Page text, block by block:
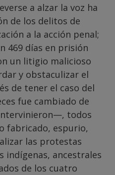
a alzar la voz ha
de los delitos de
a la acción penal;
469 días en prisión
un litigio malicioso
y obstaculizar el
de tener el caso del
fue cambiado de
todos
fabricado, espurio,
las protestas
indígenas, ancestrales
de los cuatro